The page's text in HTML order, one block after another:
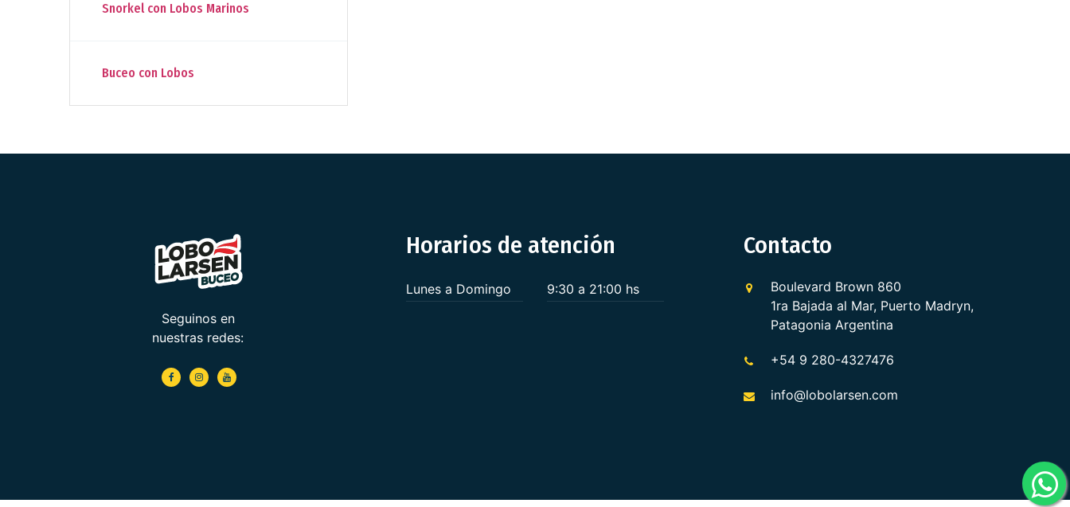
Snorkel con Lobos Marinos
Buceo con Lobos
Seguinos en
nuestras redes:
Horarios de atención
Lunes a Domingo 9:30 a 21:00 hs
Contacto
Boulevard Brown 860
1ra Bajada al Mar, Puerto Madryn,
Patagonia Argentina
+54 9 280-4327476
info@lobolarsen.com